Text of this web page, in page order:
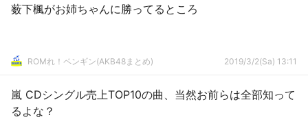
薮下楓がお姉ちゃんに勝ってるところ
ROMれ！ペンギン(AKB48まとめ) 2019/3/2(Sa) 13:11
嵐 CDシングル売上TOP10の曲、当然お前らは全部知って
るよな？